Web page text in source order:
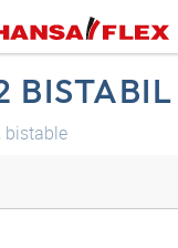
bistable